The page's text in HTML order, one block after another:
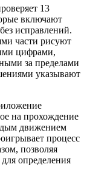
13
включают
исправлений.
части рисуют
цифрами,
за пределами
указывают
на прохождение
движением
процесс
позволяя
определения